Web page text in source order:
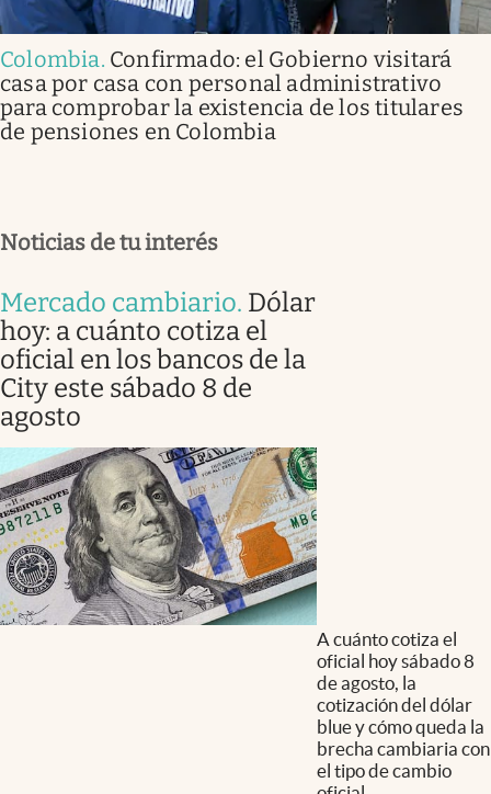
Colombia. Confirmado: el Gobierno visitará
casa por casa con personal administrativo
para comprobar la existencia de los titulares
de pensiones en Colombia
Noticias de tu interés
Mercado cambiario. Dólar
hoy: a cuánto cotiza el
oficial en los bancos de la
City este sábado 8 de
agosto
A cuánto cotiza el
oficial hoy sábado 8
de agosto, la
cotización del dólar
blue y cómo queda la
brecha cambiaria con
el tipo de cambio